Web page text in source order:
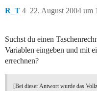
R_T 22. August 2004 um
4
Suchst du einen
Variablen eingeben und mit
errechnen?
[Bei dieser Antwort wurde das